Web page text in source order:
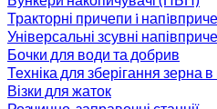
Тракторні причепи i
Універсальні зсувні
Бочки для води та добрив
Техніка для зберігання зерна
Візки для жаток